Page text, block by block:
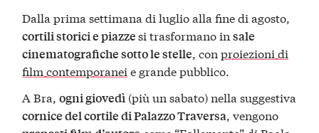
Dalla prima settimana di luglio alla fine di agosto,
cortili storici e piazzesi trasformano insale
cinematografiche sotto le stelle , conproiezioni di
film contemporanei e grande pubblico.
A Bra,ogni giovedì (più un sabato) nella suggestiva
cornice del cortile di Palazzo Traversa, vengono